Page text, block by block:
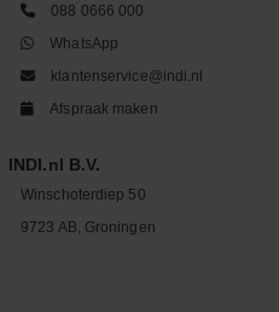
088 0666 000
WhatsApp
klantenservice@indi.nl
Afspraak maken
INDI.nl B.V.
Winschoterdiep 50
9723 AB, Groningen